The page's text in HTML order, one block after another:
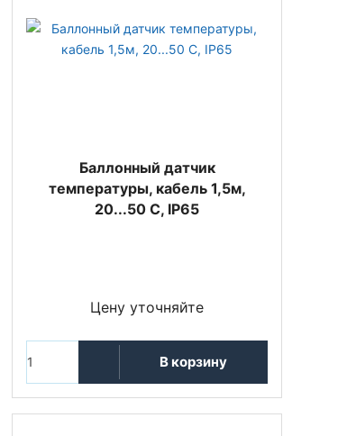
Баллонный датчик
температуры, кабель 1,5м,
20...50 С, IP65
Цену уточняйте
В корзину